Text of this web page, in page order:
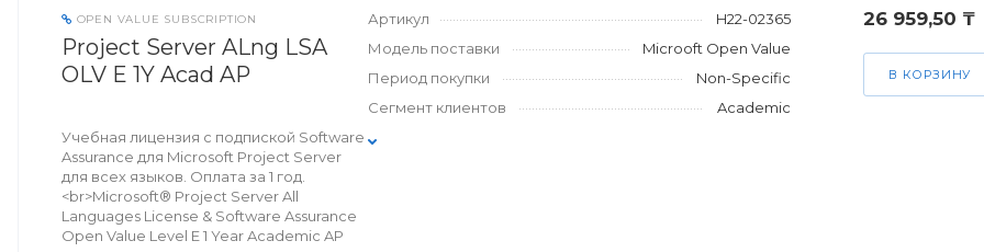
OPEN VALUE SUBSCRIPTION
Project Server ALng LSA
OLV E 1Y Acad AP
Учебная лицензия с подпиской Software
Assurance для Microsoft Project Server
для всех языков. Оплата за 1 год.
<br>Microsoft® Project Server All
Languages License & Software Assurance
Open Value Level E 1 Year Academic AP
Артикул
H22-02365
Модель поставки
Microoft Open Value
Период покупки
Non-Specific
Сегмент клиентов
Academic
26 959,50 ₸
В КОРЗИНУ